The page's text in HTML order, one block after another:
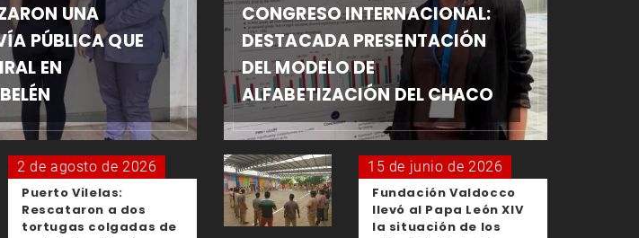
UNA
PÚBLICA QUE
EN
2 de agosto de 2026
Puerto Vilelas:
Rescataron a dos
tortugas colgadas de
CONGRESO INTERNACIONAL:
DESTACADA PRESENTACIÓN
DEL MODELO DE
ALFABETIZACIÓN DEL CHACO
15 de junio de 2026
Fundación Valdocco
llevó al Papa León XIV
la situación de los